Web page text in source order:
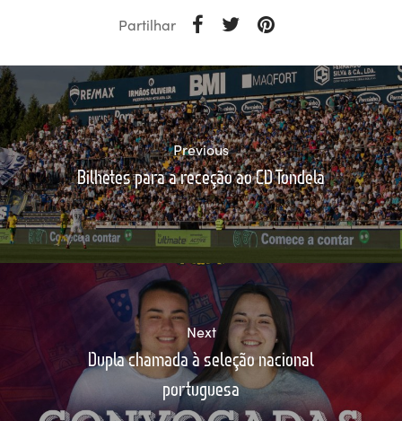
Partilhar
Previous
Bilhetes para a receção ao CD Tondela
Next
Dupla chamada à seleção nacional
portuguesa